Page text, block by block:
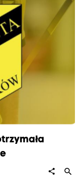
share search